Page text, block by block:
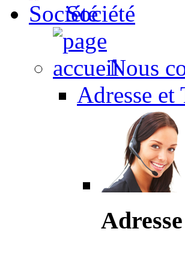
Société
Nous
Adresse et